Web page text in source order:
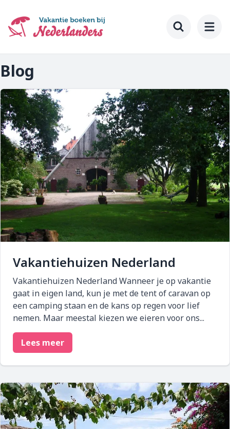
naar
hoofdinhoud
Blog
Vakantiehuizen Nederland
Vakantiehuizen Nederland Wanneer je op vakantie
gaat in eigen land, kun je met de tent of caravan op
een camping staan en de kans op regen voor lief
nemen. Maar meestal kiezen we eieren voor ons...
Lees meer